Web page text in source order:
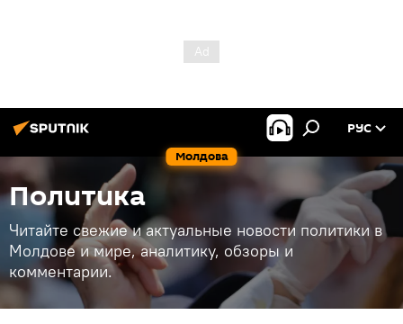
Молдова
РУС
Политика
Читайте свежие и актуальные новости политики в
Молдове и мире, аналитику, обзоры и
комментарии.